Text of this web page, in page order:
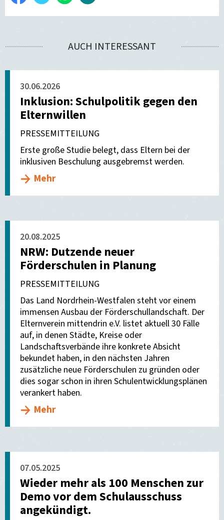
Facebook
E-
versenden
AUCH INTERESSANT
30.06.2026
Inklusion: Schulpolitik gegen den
Elternwillen
PRESSEMITTEILUNG
Erste große Studie belegt, dass Eltern bei der
inklusiven Beschulung ausgebremst werden.
Mehr
20.08.2025
NRW: Dutzende neuer
Förderschulen in Planung
PRESSEMITTEILUNG
Das Land Nordrhein-Westfalen steht vor einem
immensen Ausbau der Förderschullandschaft. Der
Elternverein mittendrin e.V. listet aktuell 30 Fälle
auf, in denen Städte, Kreise oder
Landschaftsverbände ihre konkrete Absicht
bekundet haben, in den nächsten Jahren
zusätzliche neue Förderschulen zu gründen oder
dies sogar schon in ihren Schulentwicklungsplänen
verankert haben.
Mehr
07.05.2025
Wieder mehr als 100 Menschen zur
Demo vor dem Schulausschuss
angekündigt.